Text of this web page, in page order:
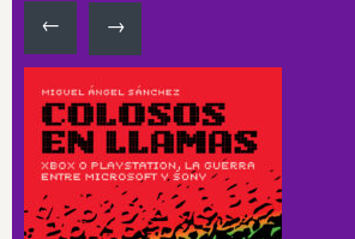
← →